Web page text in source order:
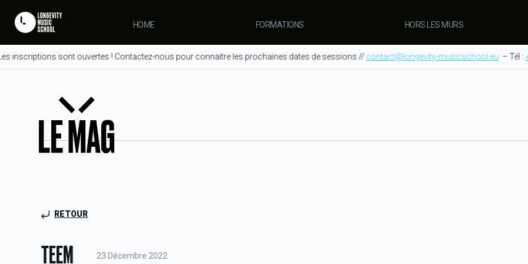
HOME FORMATIONS HORS LES MURS
inscriptions sont ouvertes ! Contactez-nous pour connaitre les prochaines dates de sessions //contact@longevity-musicschool.eu – Tél :
RETOUR
TEEM 23 Décembre 2022